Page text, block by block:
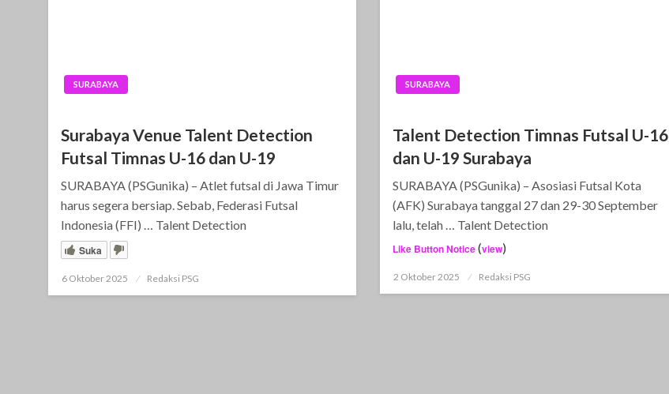
SURABAYA
Surabaya Venue Talent Detection
Futsal Timnas U-16 dan U-19
SURABAYA (PSGunika) – Atlet futsal di Jawa Timur
harus segera bersiap. Sebab, Federasi Futsal
Indonesia (FFI) … Talent Detection
Suka
Posted
6 Oktober 2025 Redaksi PSG
SURABAYA
Talent Detection Timnas Futsal U-16
dan U-19 Surabaya
SURABAYA (PSGunika) – Asosiasi Futsal Kota
(AFK) Surabaya tanggal 27 dan 29-30 September
lalu, telah … Talent Detection
Like Button Notice(view)
Posted
2 Oktober 2025 Redaksi PSG